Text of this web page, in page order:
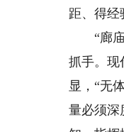
距、得经
“廊庙
抓手。现
显，“无
量必须深